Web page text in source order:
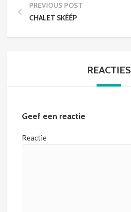
PREVIOUS POST
CHALET SKÉÉP
REACTIES
Geef een reactie
Reactie